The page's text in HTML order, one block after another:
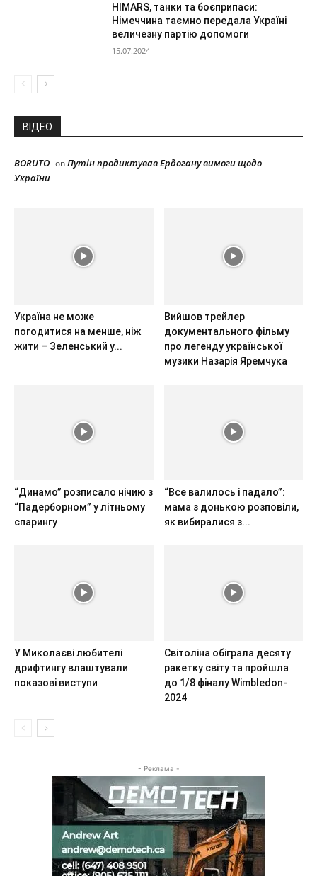
HIMARS, танки та боєприпаси:
Німеччина таємно передала Україні
величезну партію допомоги
15.07.2024
ВІДЕО
BORUTO onПутін продиктував Ердогану вимоги щодо
України
Україна не може
погодитися на менше, ніж
жити – Зеленський у...
Вийшов трейлер
документального фільму
про легенду української
музики Назарія Яремчука
“Динамо” розписало нічию з
“Падерборном” у літньому
спарингу
“Все валилось і падало”:
мама з донькою розповіли,
як вибиралися з...
У Миколаєві любителі
дрифтингу влаштували
показові виступи
Світоліна обіграла десяту
ракетку світу та пройшла
до 1/8 фіналу Wimbledon-
2024
- Реклама -